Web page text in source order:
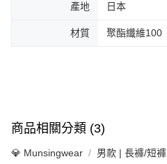
產地 日本
材質 聚酯纖維100
商品相關分類 (3)
💎 Munsingwear 男款 | 長褲/短褲